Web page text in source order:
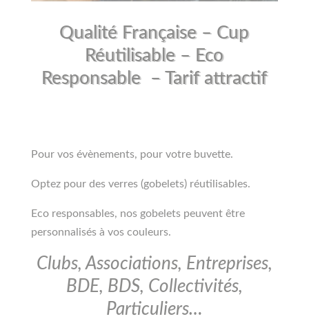
Qualité Française – Cup
Réutilisable – Eco
Responsable – Tarif attractif
Pour vos évènements, pour votre buvette.
Optez pour des verres (gobelets) réutilisables.
Eco responsables, nos gobelets peuvent être
personnalisés à vos couleurs.
Clubs, Associations, Entreprises,
BDE, BDS, Collectivités,
Particuliers…